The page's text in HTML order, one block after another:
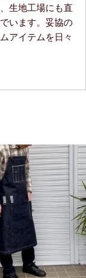
生地工場にも直
います。妥協の
アイテムを日々